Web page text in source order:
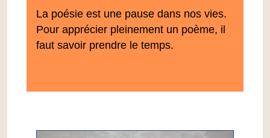
La poésie est une pause dans nos vies.
Pour apprécier pleinement un poème, il
faut savoir prendre le temps.